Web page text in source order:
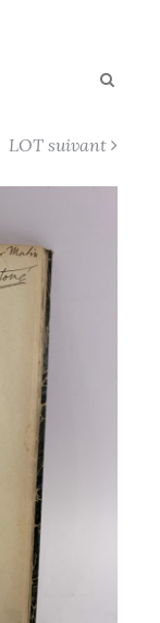
LOT suivant